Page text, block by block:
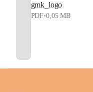
gmk_logo
PDF•0,05 MB